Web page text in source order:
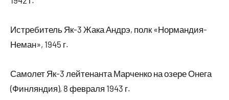
Истребитель Як-3 Жака Андрэ, полк «Нормандия-
Неман», 1945 г.
Самолет Як-3 лейтенанта Марченко на озере Онега
(Финляндия), 8 февраля 1943 г.